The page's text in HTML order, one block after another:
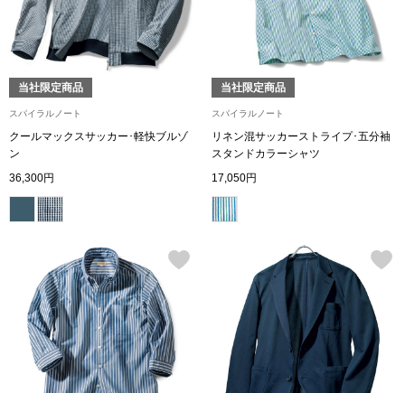
セイコー〉マウリッツハイス美術館公認フェ
ルメールオマージュウオッチ
ランド
すべて見る
サングラス／
その他
和装小物
その他
その他
当社限定商品
スパイラルノート
クールマックスサッカー･軽快ブルゾ
ン
36,300円
当社限定商品
スパイラルノート
リネン混サッカーストライプ･五分袖
スタンドカラーシャツ
17,050円